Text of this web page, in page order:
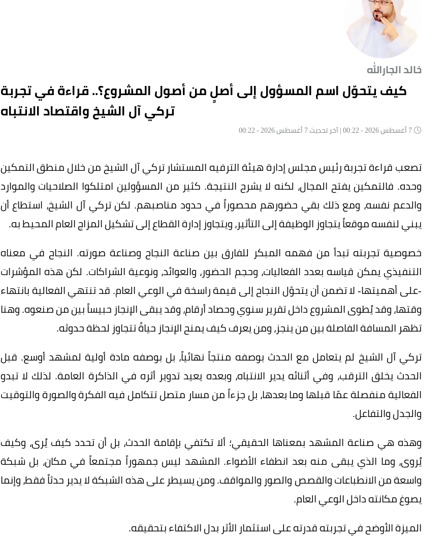
خالد الجارالله
كيف يتحوّل اسم المسؤول إلى أصلٍ من أصول المشروع؟.. قراءة في تجربة
تركي آل الشيخ واقتصاد الانتباه
تصعب قراءة تجربة رئيس مجلس إدارة هيئة الترفيه المستشار تركي آل الشيخ من خلال منطق التمكين
وحده. فالتمكين يفتح المجال، لكنه لا يشرح النتيجة. كثير من المسؤولين امتلكوا الصلاحيات والموارد
والدعم نفسه، ومع ذلك بقي حضورهم محصوراً في حدود مناصبهم. لكن تركي آل الشيخ، استطاع أن
يبني لنفسه موقعاً يتجاوز الوظيفة إلى التأثير، ويتجاوز إدارة القطاع إلى تشكيل المزاج العام المحيط به.
خصوصية تجربته تبدأ من فهمه المبكر للفارق بين صناعة النجاح وصناعة صورته. النجاح في معناه
التنفيذي يمكن قياسه بعدد الفعاليات، وحجم الحضور، والعوائد، ونوعية الشراكات. لكن هذه المؤشرات
-على أهميتها- لا تضمن أن يتحوّل النجاح إلى قيمة راسخة في الوعي العام. قد تنتهي الفعالية بانتهاء
وقتها، وقد يُطوى المشروع داخل تقرير سنوي وحصاد أرقام، وقد يبقى الإنجاز حبيساً بين من صنعوه. وهنا
تظهر المسافة الفاصلة بين من ينجز، ومن يعرف كيف يمنح الإنجاز حياةً تتجاوز لحظة حدوثه.
تركي آل الشيخ لم يتعامل مع الحدث بوصفه منتجاً نهائياً، بل بوصفه مادة أولية لمشهد أوسع. قبل
الحدث يخلق الترقب، وفي أثنائه يدير الانتباه، وبعده يعيد تدوير أثره في الذاكرة العامة. لذلك لا تبدو
الفعالية منفصلة عمّا قبلها وما بعدها، بل جزءاً من مسار متصل تتكامل فيه الفكرة والصورة والتوقيت
والجدل والتفاعل.
وهذه هي صناعة المشهد بمعناها الحقيقي؛ ألا تكتفي بإقامة الحدث، بل أن تحدد كيف يُرى، وكيف
يُروى، وما الذي يبقى منه بعد انطفاء الأضواء. المشهد ليس جمهوراً مجتمعاً في مكان، بل شبكة
واسعة من الانطباعات والقصص والصور والمواقف. ومن يسيطر على هذه الشبكة لا يدير حدثاً فقط، وإنما
يصوغ مكانته داخل الوعي العام.
الميزة الأوضح في تجربته قدرته على استثمار الأثر بدل الاكتفاء بتحقيقه.